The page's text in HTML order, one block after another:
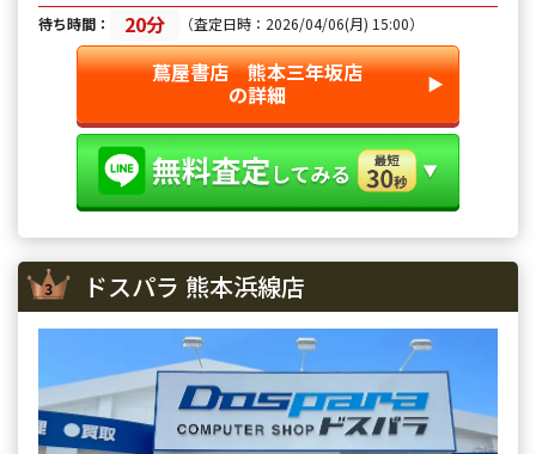
待ち時間： 20分 （査定日時：2026/04/06(月) 15:00）
蔦屋書店 熊本三年坂店
の詳細 ▶︎
ドスパラ 熊本浜線店